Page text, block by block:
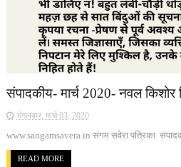
संपादकीय- मार्च 2020- नवल किशोर
मंगलवार, मार्च 03, 2020
www.sangamsavera.in संगम सवेरा पत्रिका
READ MORE